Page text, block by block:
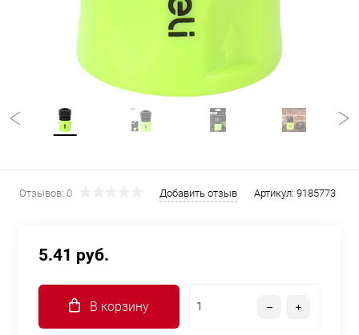
Отзывов: 0 Добавить отзыв Артикул: 9185773
5.41 руб.
В корзину